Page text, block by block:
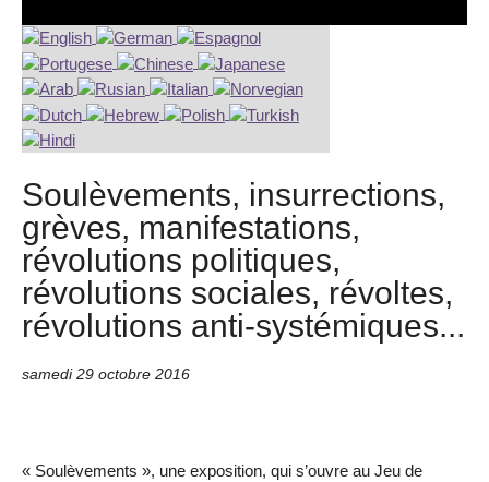
Soulèvements, insurrections,
grèves, manifestations,
révolutions politiques,
révolutions sociales, révoltes,
révolutions anti-systémiques...
samedi 29 octobre 2016
« Soulèvements », une exposition, qui s’ouvre au Jeu de